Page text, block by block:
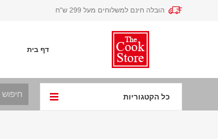
הובלה חינם למשלוחים מעל 299 ש"ח
דף בית
כל הקטגוריות